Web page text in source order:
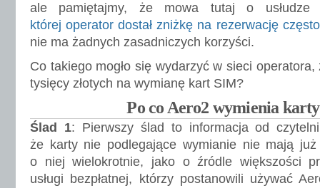
ale pamiętajmy, że mowa tutaj o usłudze
której operator dostał zniżkę na rezerwację
nie ma żadnych zasadniczych korzyści.
Co takiego mogło się wydarzyć w sieci
tysięcy złotych na wymianę kart SIM?
Po co Aero2 wymienia
Ślad 1: Pierwszy ślad to informacja od
że karty nie podlegające wymianie nie mają
o niej wielokrotnie, jako o źródle większości
usługi bezpłatnej, którzy postanowili używać